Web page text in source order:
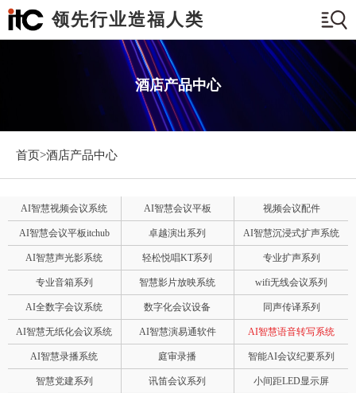
领先行业造福人类
酒店产品中心
首页>酒店产品中心
AI智慧视频会议系统 AI智慧会议平板 视频会议配件
AI智慧会议平板itchub 卓越演出系列 AI智慧沉浸式扩声系统
AI智慧声光影系统 轻松悦唱KT系列 专业扩声系列
专业音箱系列 智慧影片放映系统 wifi无线会议系列
AI全数字会议系统 数字化会议设备 同声传译系列
AI智慧无纸化会议系统 AI智慧演易通软件 AI智慧语音转写系统
AI智慧录播系统 庭审录播 智能AI会议纪要系列
智慧党建系列 讯笛会议系列 小间距LED显示屏